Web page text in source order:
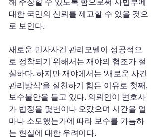
해 주장할 수 있도록 함으로써 사법부에
대한 국민의 신뢰를 제고할 수 있을 것으
로 보인다.
새로운 민사사건 관리모델이 성공적으
로 정착되기 위해서는 재야의 협조가 절
실하다. 하지만 재야에서는 '새로운 사건
관리방식'을 실천하기 힘든 이유로 첫째,
보수불안을 들고 있다. 의뢰인이 변호사
가 법정을 몇번이나 오갔으며 시간을 얼
마나 소모했는가에 따라 보수를 가늠하
는 현실에 대한 우려이다.